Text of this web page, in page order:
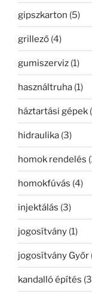
gipszkarton (5)
grillező (4)
gumiszerviz (1)
használtruha (1)
háztartási gépek
hidraulika (3)
homok rendelés
homokfúvás (4)
injektálás (3)
jogosítvány (1)
jogosítvány Győr
kandalló építés